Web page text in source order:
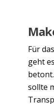
Für
geht
sollte